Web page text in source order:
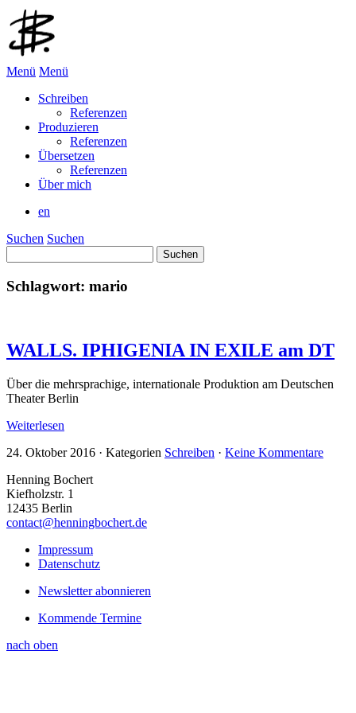
Menü Menü
Schreiben
Referenzen
Produzieren
Referenzen
Übersetzen
Referenzen
Über mich
en
Suchen Suchen
nach:
Schlagwort: mario
WALLS. IPHIGENIA IN EXILE am DT
Über die mehrsprachige, internationale Produktion am Deutschen
Theater Berlin
Weiterlesen
24. Oktober 2016 · Kategorien Schreiben · Keine Kommentare
Henning Bochert
Kiefholzstr. 1
12435 Berlin
contact@henningbochert.de
Impressum
Datenschutz
Newsletter abonnieren
Kommende Termine
nach oben